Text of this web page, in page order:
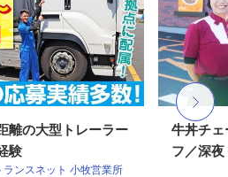
離の大型トレーラー
験
ンスネット 小牧営業所
牛丼チェ
フ／深夜